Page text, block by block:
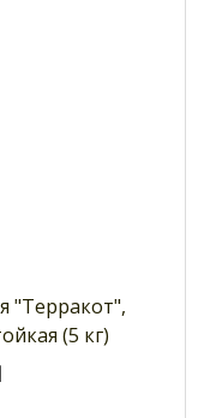
"Терракот",
(5 кг)